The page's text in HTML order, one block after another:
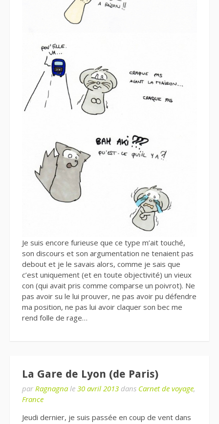
Je suis encore furieuse que ce type m’ait touché,
son discours et son argumentation ne tenaient pas
debout et je le savais alors, comme je sais que
c’est uniquement (et en toute objectivité) un vieux
con (qui avait pris comme comparse un poivrot). Ne
pas avoir su le lui prouver, ne pas avoir pu défendre
ma position, ne pas lui avoir claquer son bec me
rend folle de rage…
La Gare de Lyon (de Paris)
par Ragnagna le 30 avril 2013 dans Carnet de voyage,
France
Jeudi dernier, je suis passée en coup de vent dans